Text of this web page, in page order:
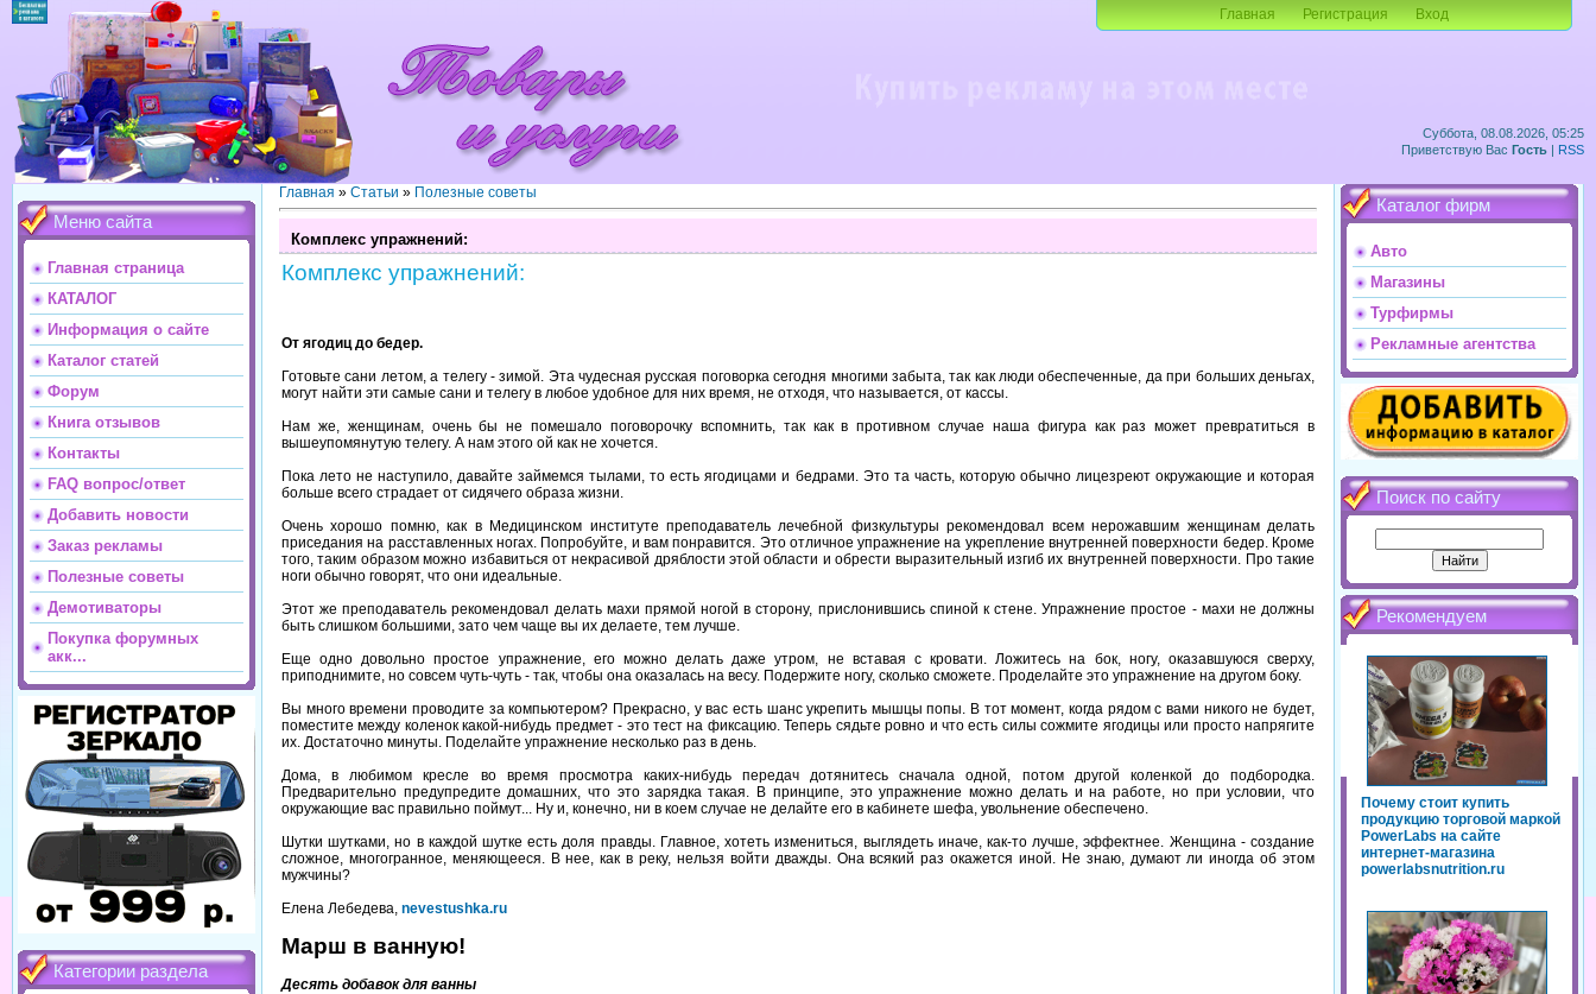
Суббота, 08.08.2026, 05:25
Приветствую Вас Гость | RSS
Главная Регистрация Вход
Меню сайта
Главная страница
КАТАЛОГ
Информация о сайте
Каталог статей
Форум
Книга отзывов
Контакты
FAQ вопрос/ответ
Добавить новости
Заказ рекламы
Полезные советы
Демотиваторы
Покупка форумных
акк...
Категории раздела
Главная » Статьи » Полезные советы
Комплекс упражнений:
Комплекс упражнений:
От ягодиц до бедер.
Готовьте сани летом, а телегу - зимой. Эта чудесная русская поговорка сегодня многими забыта, так как люди обеспеченные, да при больших деньгах,
могут найти эти самые сани и телегу в любое удобное для них время, не отходя, что называется, от кассы.
Нам же, женщинам, очень бы не помешало поговорочку вспомнить, так как в противном случае наша фигура как раз может превратиться в
вышеупомянутую телегу. А нам этого ой как не хочется.
Пока лето не наступило, давайте займемся тылами, то есть ягодицами и бедрами. Это та часть, которую обычно лицезреют окружающие и которая
больше всего страдает от сидячего образа жизни.
Очень хорошо помню, как в Медицинском институте преподаватель лечебной физкультуры рекомендовал всем нерожавшим женщинам делать
приседания на расставленных ногах. Попробуйте, и вам понравится. Это отличное упражнение на укрепление внутренней поверхности бедер. Кроме
того, таким образом можно избавиться от некрасивой дряблости этой области и обрести выразительный изгиб их внутренней поверхности. Про такие
ноги обычно говорят, что они идеальные.
Этот же преподаватель рекомендовал делать махи прямой ногой в сторону, прислонившись спиной к стене. Упражнение простое - махи не должны
быть слишком большими, зато чем чаще вы их делаете, тем лучше.
Еще одно довольно простое упражнение, его можно делать даже утром, не вставая с кровати. Ложитесь на бок, ногу, оказавшуюся сверху,
приподнимите, но совсем чуть-чуть - так, чтобы она оказалась на весу. Подержите ногу, сколько сможете. Проделайте это упражнение на другом боку.
Вы много времени проводите за компьютером? Прекрасно, у вас есть шанс укрепить мышцы попы. В тот момент, когда рядом с вами никого не будет,
поместите между коленок какой-нибудь предмет - это тест на фиксацию. Теперь сядьте ровно и что есть силы сожмите ягодицы или просто напрягите
их. Достаточно минуты. Поделайте упражнение несколько раз в день.
Дома, в любимом кресле во время просмотра каких-нибудь передач дотянитесь сначала одной, потом другой коленкой до подбородка.
Предварительно предупредите домашних, что это зарядка такая. В принципе, это упражнение можно делать и на работе, но при условии, что
окружающие вас правильно поймут... Ну и, конечно, ни в коем случае не делайте его в кабинете шефа, увольнение обеспечено.
Шутки шутками, но в каждой шутке есть доля правды. Главное, хотеть измениться, выглядеть иначе, как-то лучше, эффектнее. Женщина - создание
сложное, многогранное, меняющееся. В нее, как в реку, нельзя войти дважды. Она всякий раз окажется иной. Не знаю, думают ли иногда об этом
мужчины?
Елена Лебедева, nevestushka.ru
Марш в ванную!
Десять добавок для ванны
Каталог фирм
Авто
Магазины
Турфирмы
Рекламные агентства
Поиск по сайту
Рекомендуем
Почему стоит купить
продукцию торговой маркой
PowerLabs на сайте
интернет-магазина
powerlabsnutrition.ru